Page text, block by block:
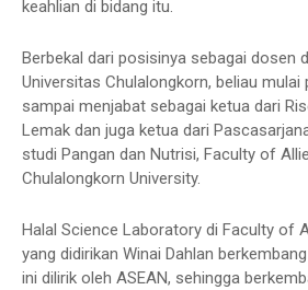
keahlian di bidang itu.
Berbekal dari posisinya sebagai dosen
Universitas Chulalongkorn, beliau mulai
sampai menjabat sebagai ketua dari
Lemak dan juga ketua dari
studi Pangan dan Nutrisi, Faculty of
Chulalongkorn University.
Halal Science Laboratory di Faculty of
yang didirikan Winai Dahlan
ini dilirik oleh ASEAN, sehingga